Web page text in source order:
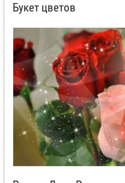
Букет цветов